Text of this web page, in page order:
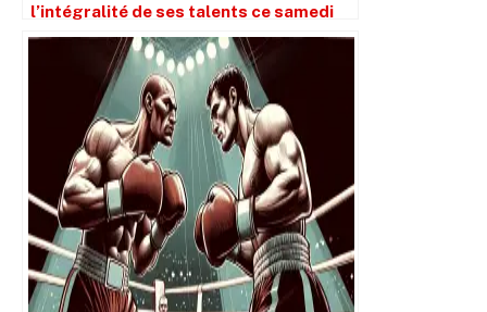
l’intégralité de ses talents ce samedi